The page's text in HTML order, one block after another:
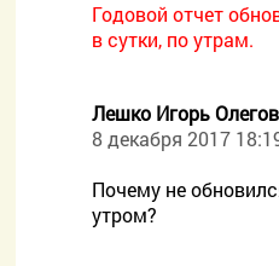
Годовой отчет
в сутки, по утрам.
Лешко Игорь
8 декабря 2017
Почему не
утром?